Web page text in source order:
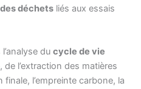
déchets liés aux essais
du cycle de vie
de l’extraction des matières
l’empreinte carbone, la